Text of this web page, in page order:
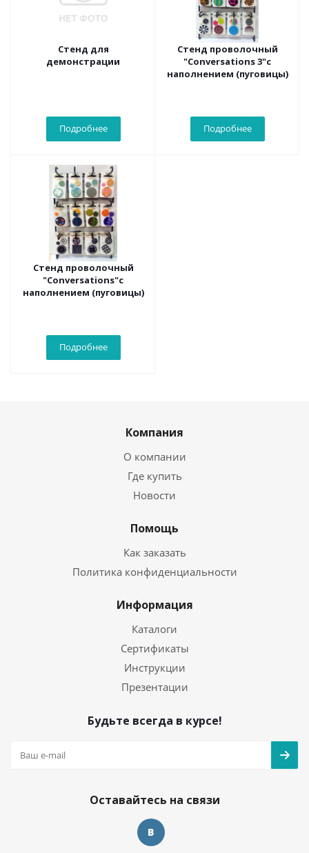
Стенд для
демонстрации
Подробнее
Стенд проволочный
"Conversations 3"с
наполнением (пуговицы)
Подробнее
Стенд проволочный
"Conversations"с
наполнением (пуговицы)
Подробнее
Компания
О компании
Где купить
Новости
Помощь
Как заказать
Политика конфиденциальности
Информация
Каталоги
Сертификаты
Инструкции
Презентации
Будьте всегда в курсе!
Оставайтесь на связи